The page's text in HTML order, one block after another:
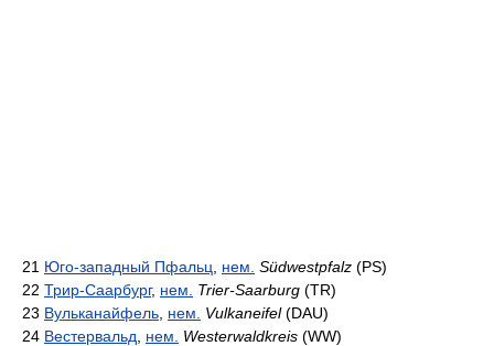
21 Юго-западный Пфальц нем. Südwestpfalz (PS)
22 Трир-Саарбург, нем. Trier-Saarburg (TR)
23 Вульканайфель нем. Vulkaneifel(DAU)
24 Вестервальд нем. Westerwaldkreis (WW)